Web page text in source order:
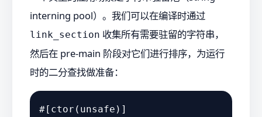
interning pool）。我们可以在编译时通过
link_section 收集所有需要驻留的字符串，
然后在 pre-main 阶段对它们进行排序，为运行
时的二分查找做准备：
#[ctor(unsafe)]